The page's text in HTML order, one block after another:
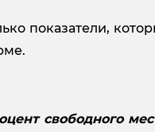
показатели,
свободного